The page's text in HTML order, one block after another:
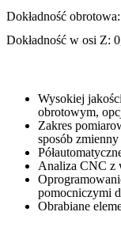
Dokładność
Dokładność w osi Z:
Wysokiej
obrotowym,
Zakres
sposób zmienny
Analiza CNC z
pomocniczymi
Obrabiane